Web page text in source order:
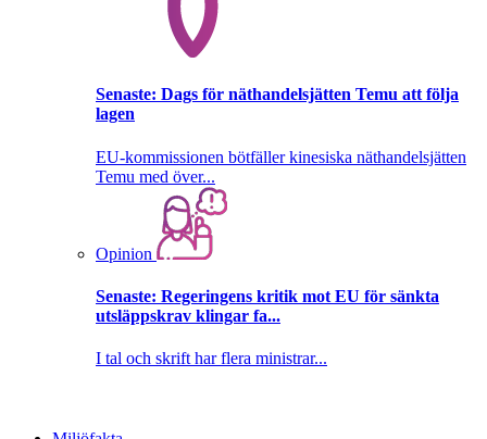
Senaste: Dags för näthandelsjätten Temu att följa
lagen
EU-kommissionen bötfäller kinesiska näthandelsjätten
Temu med över...
Opinion
Senaste: Regeringens kritik mot EU för sänkta
utsläppskrav klingar fa...
I tal och skrift har flera ministrar...